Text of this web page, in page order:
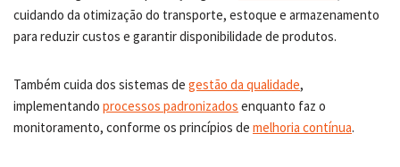
cuidando da otimização do transporte, estoque e armazenamento
para reduzir custos e garantir disponibilidade de produtos.
Também cuida dos sistemas de gestão da qualidade,
implementando processos padronizados enquanto faz o
monitoramento, conforme os princípios de melhoria contínua.